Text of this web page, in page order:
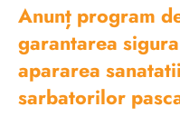
Anunț program
garantarea
apararea
sarbatorilor